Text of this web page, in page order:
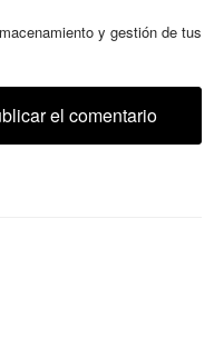
y gestión de tus